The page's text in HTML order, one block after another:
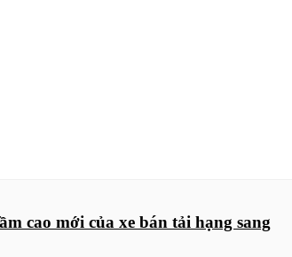
cao mới của xe bán tải hạng sang